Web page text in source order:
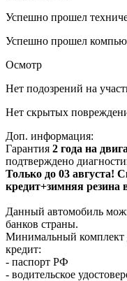
Успешно прошел
Успешно прошел
Осмотр
Нет подозрений на
Нет скрытых
Доп. информация:
Гарантия 2 года на
подтверждено
Только до 03 августа!
кредит+зимняя резина
Данный автомобиль
банков страны.
Минимальный комплект
кредит:
- паспорт РФ
- водительское